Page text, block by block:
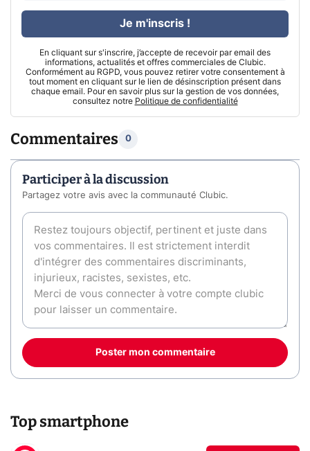
En cliquant sur s'inscrire, j’accepte de recevoir par email des
informations, actualités et offres commerciales de Clubic.
Conformément au RGPD, vous pouvez retirer votre consentement à
tout moment en cliquant sur le lien de désinscription présent dans
chaque email. Pour en savoir plus sur la gestion de vos données,
consultez notre Politique de confidentialité
Je m'inscris !
Commentaires 0
Participer à la discussion
Partagez votre avis avec la communauté Clubic.
Poster mon commentaire
Top smartphone